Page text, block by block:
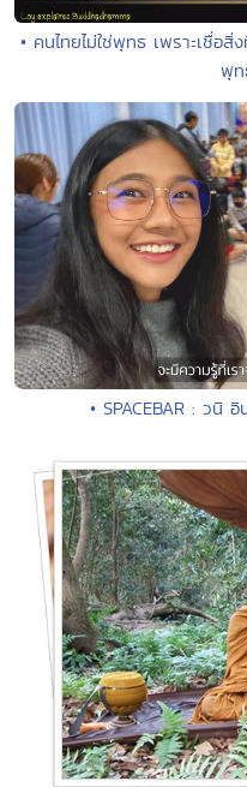
• คนไทยไม่ใช่พุทธ เพราะเชื่อ
พุท
• SPACEBAR : วนิ